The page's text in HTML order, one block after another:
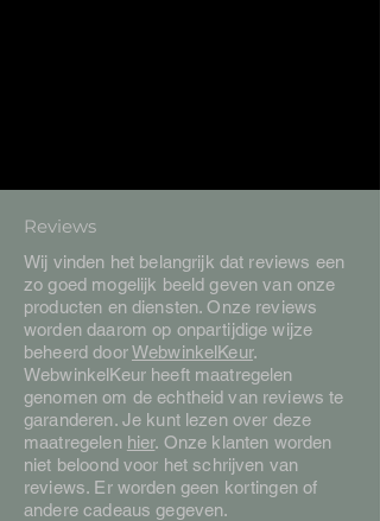
Reviews
Wij vinden het belangrijk dat reviews een
zo goed mogelijk beeld geven van onze
producten en diensten. Onze reviews
worden daarom op onpartijdige wijze
beheerd doorWebwinkelKeur.
WebwinkelKeur heeft maatregelen
genomen om de echtheid van reviews te
garanderen. Je kunt lezen over deze
maatregelen hier. Onze klanten worden
niet beloond voor het schrijven van
reviews. Er worden geen kortingen of
andere cadeaus gegeven.